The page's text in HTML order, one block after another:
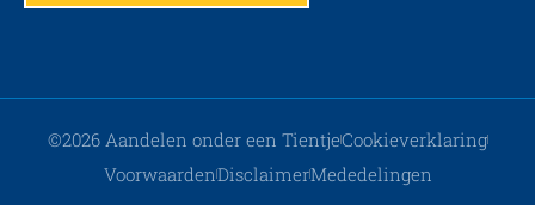
©2026 Aandelen onder een TientjeCookieverklaring
VoorwaardenDisclaimerMededelingen